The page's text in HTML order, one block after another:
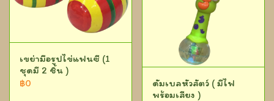
เขย่ามือรูปไข่แฟนซี (1
ชุดมี 2 ชิ้น )
฿0
ดัมเบลหัวสัตว์ ( มีไฟ
พร้อมเสียง )